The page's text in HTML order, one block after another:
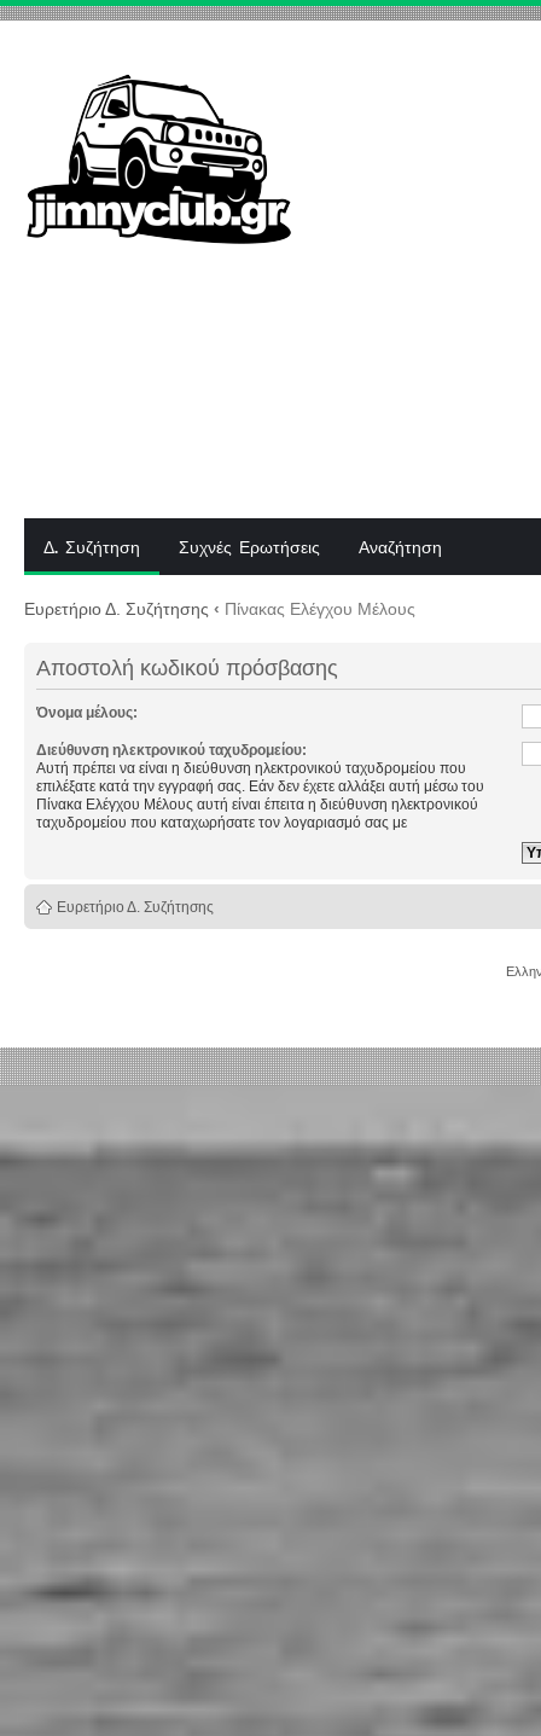
Δ. Συζήτηση Συχνές Ερωτήσεις Αναζήτηση
Ευρετήριο Δ. Συζήτησης ‹ Πίνακας Ελέγχου Μέλους
Αποστολή κωδικού πρόσβασης
Όνομα μέλους:
Διεύθυνση ηλεκτρονικού ταχυδρομείου:
Αυτή πρέπει να είναι η διεύθυνση ηλεκτρονικού ταχυδρομείου που
επιλέξατε κατά την εγγραφή σας. Εάν δεν έχετε αλλάξει αυτή μέσω του
Πίνακα Ελέγχου Μέλους αυτή είναι έπειτα η διεύθυνση ηλεκτρονικού
ταχυδρομείου που καταχωρήσατε τον λογαριασμό σας με
Ευρετήριο Δ. Συζήτησης